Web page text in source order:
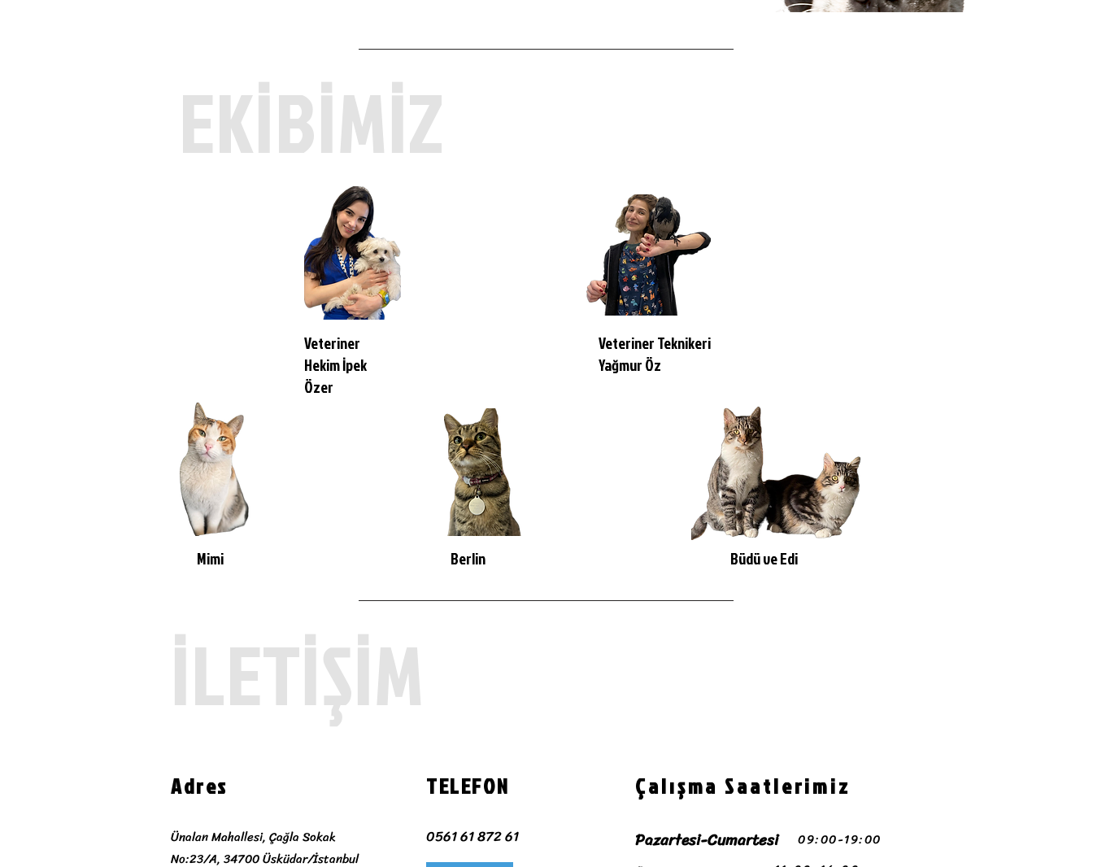
EKİBİMİZ
Veteriner
Hekim İpek
Özer
Mimi Berlin
Veteriner Teknikeri
Yağmur Öz
Büdü ve Edi
İLETİŞİM
Adres
Ünalan Mahallesi, Çağla Sokak
No:23/A, 34700 Üsküdar/İstanbul
TELEFON
0561 61 872 61
Çalışma Saatlerimiz
Pazartesi-Cumartesi 09:00-19:00